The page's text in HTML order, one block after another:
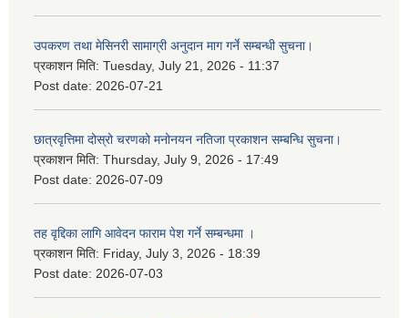
उपकरण तथा मेसिनरी सामाग्री अनुदान माग गर्ने सम्बन्धी सुचना।
प्रकाशन मिति: Tuesday, July 21, 2026 - 11:37
Post date: 2026-07-21
छात्रवृत्तिमा दोस्रो चरणको मनोनयन नतिजा प्रकाशन सम्बन्धि सुचना।
प्रकाशन मिति: Thursday, July 9, 2026 - 17:49
Post date: 2026-07-09
तह वृद्दिका लागि आवेदन फाराम पेश गर्ने सम्बन्धमा ।
प्रकाशन मिति: Friday, July 3, 2026 - 18:39
Post date: 2026-07-03